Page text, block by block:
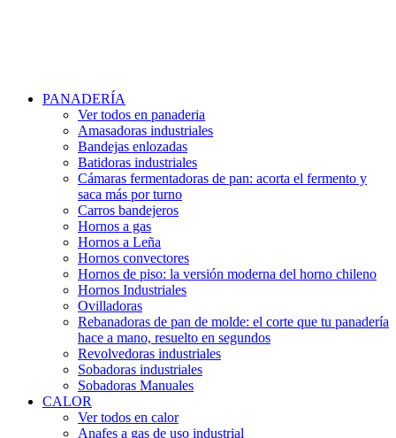
PANADERÍA
Ver todos en panaderia
Amasadoras industriales
Bandejas enlozadas
Batidoras industriales
Cámaras fermentadoras de pan: acorta el fermento y
saca más por turno
Carros bandejeros
Hornos a gas
Hornos a Leña
Hornos convectores
Hornos de piso: la versión moderna del horno chileno
Hornos Industriales
Ovilladoras
Rebanadoras de pan de molde: el corte que tu panadería
hace a mano, resuelto en segundos
Revolvedoras industriales
Sobadoras industriales
Sobadoras Manuales
CALOR
Ver todos en calor
Anafes a gas de uso industrial